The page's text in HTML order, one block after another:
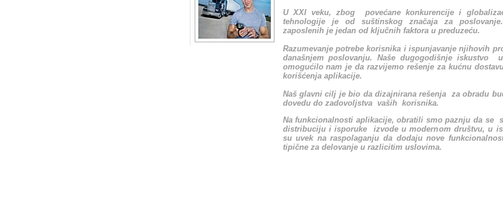
U XXI veku, zbog povećane konkurencije i
tehnologije je od suštinskog značaja za
zaposlenih je jedan od ključnih faktora u preduzeću.
Razumevanje potrebe korisnika i ispunjavanje njihovih
današnjem poslovanju. Naše dugogodišnje iskustvo
omogućilo nam je da razvijemo rešenje za kućnu
korišćenja aplikacije.
Naš glavni cilj je bio da dizajnirana rešenja za obradu
dovedu do zadovoljstva vaših korisnika.
Na funkcionalnosti aplikacije, obratili smo paznju da se
distribuciju i isporuke izvode u modernom društvu, u
su uvek na raspolaganju da dodaju nove
tipične za delovanje u razlicitim uslovima.